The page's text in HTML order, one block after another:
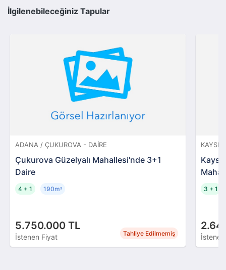
İlgilenebileceğiniz Tapular
ADANA / ÇUKUROVA - DAIRE
Çukurova Güzelyalı Mahallesi'nde 3+1
Daire
5.750.000 TL
İstenen Fiyat Tahliye Edilmemiş
4 + 1 190m² 3 + 1